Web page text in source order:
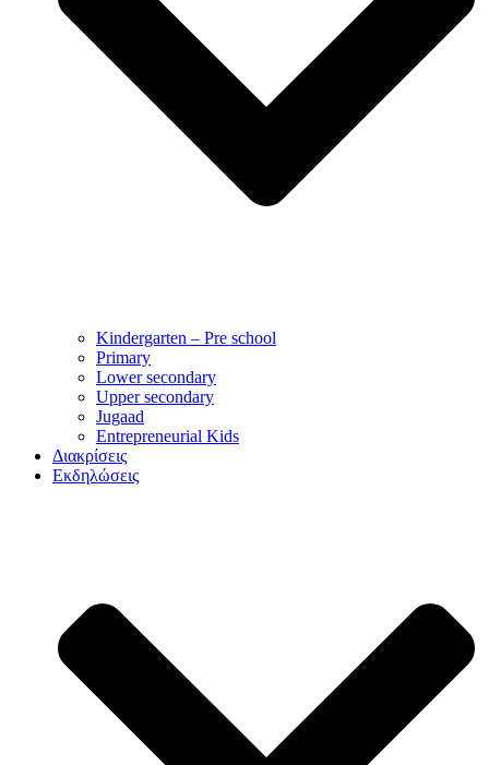
Kindergarten – Pre school
Primary
Lower secondary
Upper secondary
Jugaad
Entrepreneurial Kids
Διακρίσεις
Εκδηλώσεις